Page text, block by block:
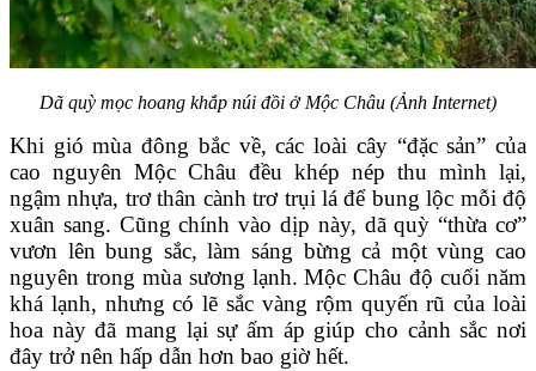
Dã quỳ mọc hoang khắp núi đồi ở Mộc Châu (Ảnh Internet)
Khi gió mùa đông bắc về, các loài cây “đặc sản” của
cao nguyên Mộc Châu đều khép nép thu mình lại,
ngậm nhựa, trơ thân cành trơ trụi lá để bung lộc mỗi độ
xuân sang. Cũng chính vào dịp này, dã quỳ “thừa cơ”
vươn lên bung sắc, làm sáng bừng cả một vùng cao
nguyên trong mùa sương lạnh. Mộc Châu độ cuối năm
khá lạnh, nhưng có lẽ sắc vàng rộm quyến rũ của loài
hoa này đã mang lại sự ấm áp giúp cho cảnh sắc nơi
đây trở nên hấp dẫn hơn bao giờ hết.